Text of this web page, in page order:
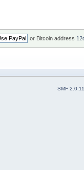
or Bitcoin address
SMF 2.0.11